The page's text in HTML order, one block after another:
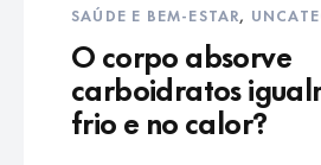
SAÚDE E BEM-ESTAR,
O corpo absorve
carboidratos
frio e no calor?